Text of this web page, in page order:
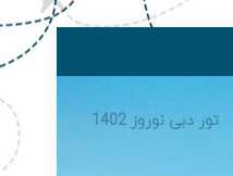
تور دبی نوروز 1402